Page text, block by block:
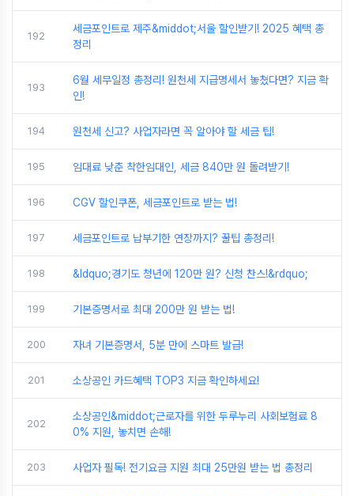
192
세금포인트로 제주&middot;서울 할인받기! 2025 혜택 총
정리
193
6월 세무일정 총정리! 원천세 지급명세서 놓쳤다면? 지금 확
인!
194 원천세 신고? 사업자라면 꼭 알아야 할 세금 팁!
195 임대료 낮춘 착한임대인, 세금 840만 원 돌려받기!
196 CGV 할인쿠폰, 세금포인트로 받는 법!
197 세금포인트로 납부기한 연장까지? 꿀팁 총정리!
198 &ldquo;경기도 청년에 120만 원? 신청 찬스!&rdquo;
199 기본증명서로 최대 200만 원 받는 법!
200 자녀 기본증명서, 5분 만에 스마트 발급!
201 소상공인 카드혜택 TOP3 지금 확인하세요!
202
소상공인&middot;근로자를 위한 두루누리 사회보험료 8
0% 지원, 놓치면 손해!
203 사업자 필독! 전기요금 지원 최대 25만원 받는 법 총정리